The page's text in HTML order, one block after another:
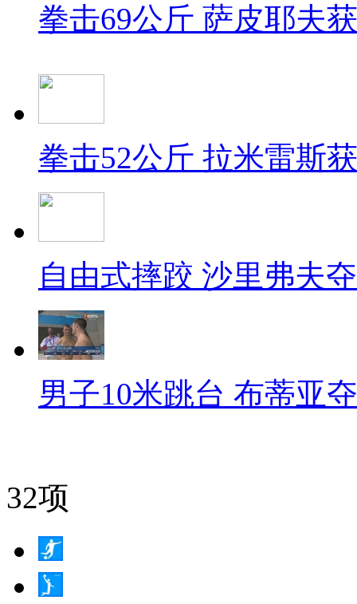
拳击69公斤 萨皮耶夫
拳击52公斤 拉米雷斯
自由式摔跤 沙里弗夫
男子10米跳台 布蒂亚
32项